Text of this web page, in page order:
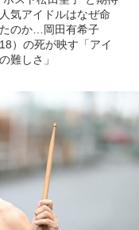
気アイドルはなぜ命
のか…岡田有希子
18）の死が映す「アイ
難しさ」